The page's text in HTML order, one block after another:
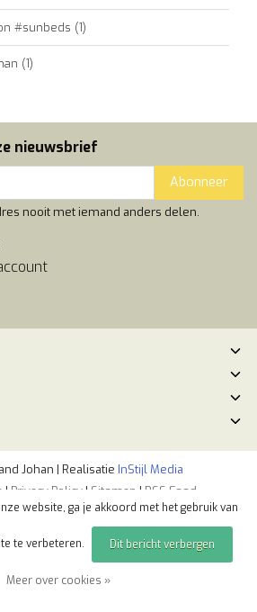
#sunbeds (1)
(1)
nieuwsbrief
Abonneer
nooit met iemand anders delen.
Johan | Realisatie InStijl Media
| Privacy Policy | Sitemap | RSS Feed
website, ga je akkoord met het gebruik van
te verbeteren. Dit bericht verbergen
Meer over cookies »